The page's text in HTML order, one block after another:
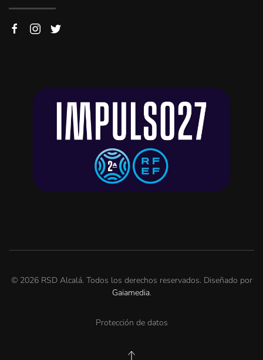
© 2026RSD Alcalá. Todos los derechos reservados. Diseñado por
Gaiamedia.
Protección de datos